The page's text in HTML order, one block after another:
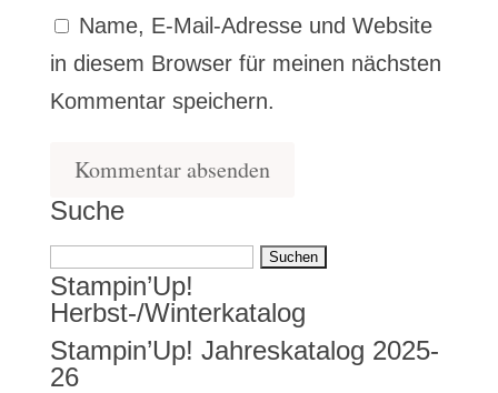
Name, E-Mail-Adresse und Website
in diesem Browser für meinen nächsten
Kommentar speichern.
Suche
Suchen
nach:
Stampin’Up!
Herbst-/Winterkatalog
Stampin’Up! Jahreskatalog 2025-
26